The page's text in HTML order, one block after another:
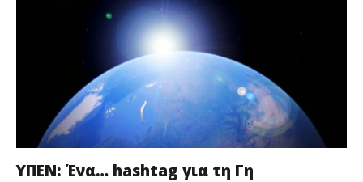
ΥΠΕΝ: Ένα… hashtag για τη Γη